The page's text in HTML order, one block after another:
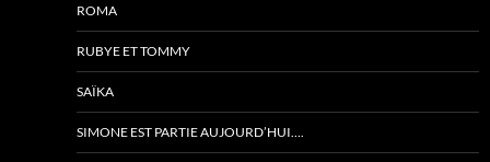
ROMA
RUBYE ET TOMMY
SAÏKA
SIMONE EST PARTIE AUJOURD’HUI….